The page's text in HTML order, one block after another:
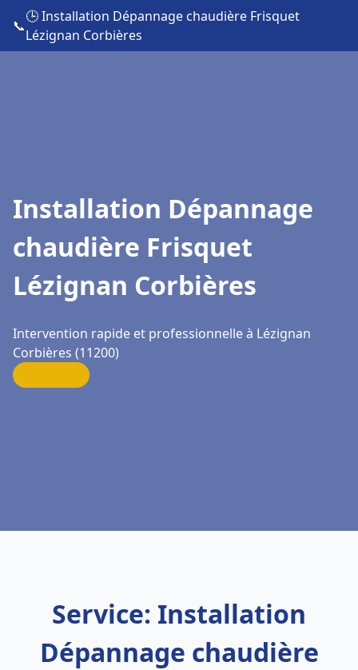
📞
🕒 Installation Dépannage chaudière Frisquet
Lézignan Corbières
Installation Dépannage
chaudière Frisquet
Lézignan Corbières
Intervention rapide et professionnelle à Lézignan
Corbières (11200)
Service: Installation
Dépannage chaudière